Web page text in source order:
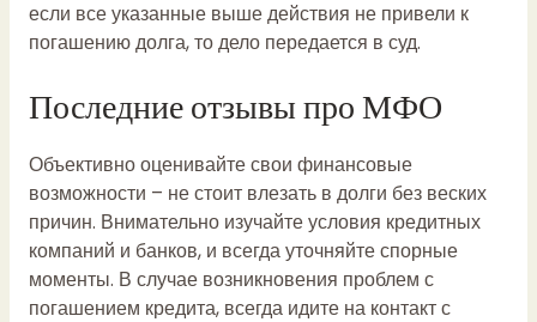
если все указанные выше действия не привели к
погашению долга, то дело передается в суд.
Последние отзывы про МФО
Объективно оценивайте свои финансовые
возможности – не стоит влезать в долги без веских
причин. Внимательно изучайте условия кредитных
компаний и банков, и всегда уточняйте спорные
моменты. В случае возникновения проблем с
погашением кредита, всегда идите на контакт с